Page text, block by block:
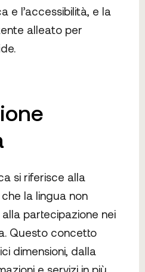
e l’accessibilità, e la
alleato per
si riferisce alla
la lingua non
partecipazione nei
Questo concetto
dimensioni, dalla